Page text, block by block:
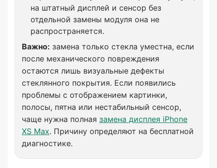
на штатный дисплей и сенсор без
отдельной замены модуля она не
распространяется.
Важно: замена только стекла уместна, если
после механического повреждения
остаются лишь визуальные дефекты
стеклянного покрытия. Если появились
проблемы с отображением картинки,
полосы, пятна или нестабильный сенсор,
чаще нужна полная замена дисплея iPhone
XS Max. Причину определяют на бесплатной
диагностике.